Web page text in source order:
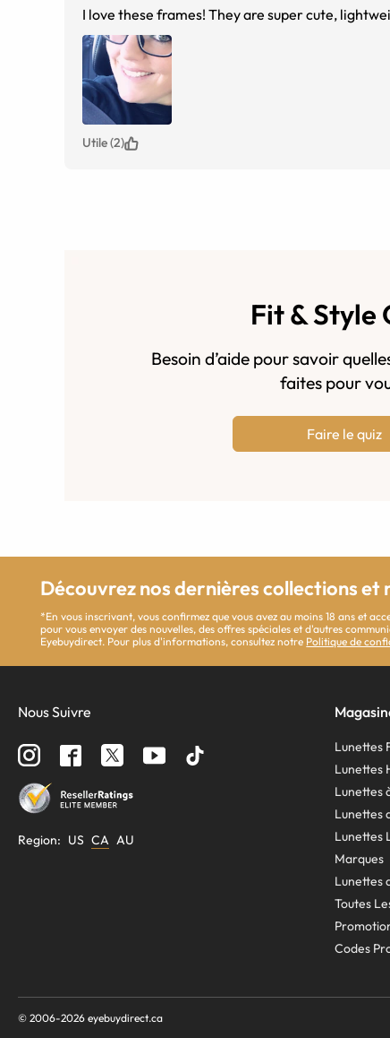
I love these frames! They are super cute,
Utile (2)
Fit & Style
Besoin d’aide pour savoir
faites pour
Faire le quiz
Découvrez nos dernières collections
*En vous inscrivant, vous confirmez que vous avez au moins 18 ans et
pour vous envoyer des nouvelles, des offres spéciales et d'autres
Eyebuydirect. Pour plus d'informations, consultez notre Politique de
Nous Suivre
Region: US CA AU
Lunettes
Lunettes
Lunettes
Lunettes
Lunettes
Marques
Lunettes
Toutes
Codes
© 2006-2026 eyebuydirect.ca